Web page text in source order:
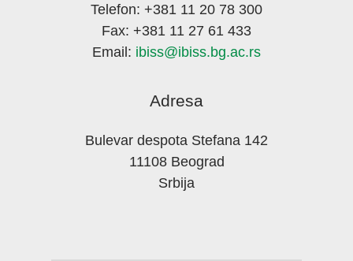
Telefon: +381 11 20 78 300
Fax: +381 11 27 61 433
Email: ibiss@ibiss.bg.ac.rs
Adresa
Bulevar despota Stefana 142
11108 Beograd
Srbija